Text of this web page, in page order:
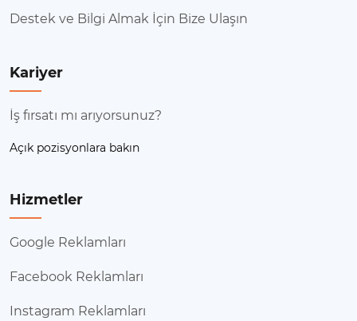
Destek ve Bilgi Almak İçin Bize Ulaşın
Kariyer
İş fırsatı mı arıyorsunuz?
Açık pozisyonlara bakın
Hizmetler
Google Reklamları
Facebook Reklamları
Instagram Reklamları